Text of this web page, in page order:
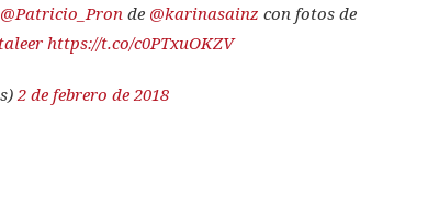
@Patricio_Pron de @karinasainz con fotos de
https://t.co/c0PTxuOKZV
2 de febrero de 2018